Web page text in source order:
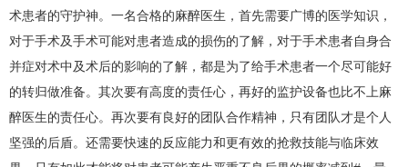
术患者的守护神。一名合格的麻醉医生，首先需要广博的医学知识，
对于手术及手术可能对患者造成的损伤的了解，对于手术患者自身合
并症对术中及术后的影响的了解，都是为了给手术患者一个尽可能好
的转归做准备。其次要有高度的责任心，再好的监护设备也比不上麻
醉医生的责任心。再次要有良好的团队合作精神，只有团队才是个人
坚强的后盾。还需要快速的反应能力和更有效的抢救技能与临床效